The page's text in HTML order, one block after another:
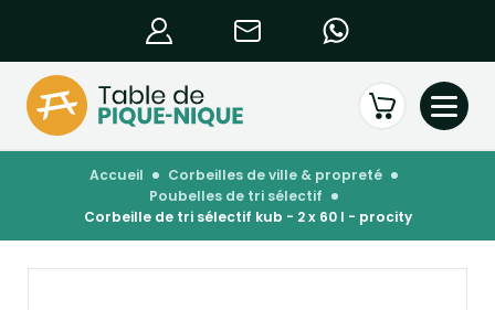
accueil
corbeilles de ville & propreté
poubelles de tri sélectif
corbeille de tri sélectif kub - 2 x 60 l - procity